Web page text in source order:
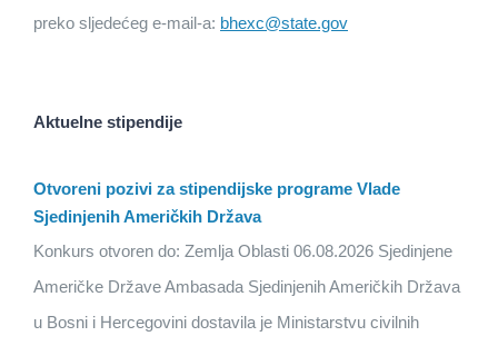
preko sljedećeg e-mail-a: bhexc@state.gov
Aktuelne stipendije
Otvoreni pozivi za stipendijske programe Vlade
Sjedinjenih Američkih Država
Konkurs otvoren do: Zemlja Oblasti 06.08.2026 Sjedinjene
Američke Države Ambasada Sjedinjenih Američkih Država
u Bosni i Hercegovini dostavila je Ministarstvu civilnih